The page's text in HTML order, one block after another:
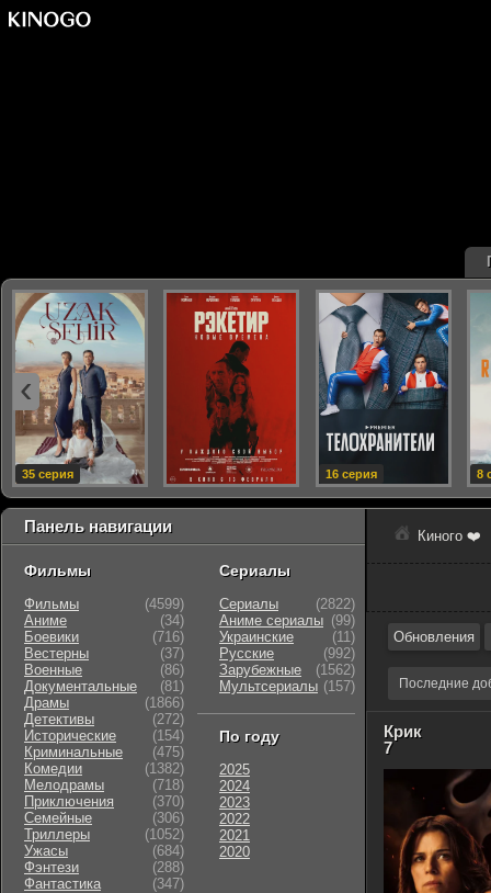
Киного ❤️
Обновления
Последние
Крик
7
Панель навигации
Фильмы
Фильмы
(4599)
Аниме
(34)
Боевики
(716)
Вестерны
(37)
Военные
(86)
Документальные
(81)
Драмы
(1866)
Детективы
(272)
Исторические
(154)
Криминальные
(475)
Комедии
(1382)
Мелодрамы
(718)
Приключения
(370)
Семейные
(306)
Триллеры
(1052)
Ужасы
(684)
Фэнтези
(288)
Фантастика
(347)
Сериалы
Сериалы
(2822)
Аниме сериалы (99)
Украинские
(11)
Русские
(992)
Зарубежные
(1562)
Мультсериалы (157)
По году
2025
2024
2023
2022
2021
2020
35 серия 16 серия 8
‹